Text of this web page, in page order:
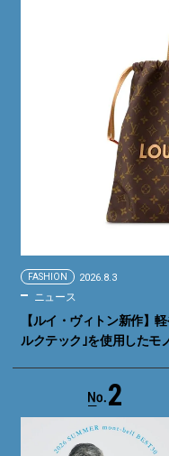
FASHION 2026.8.3
ニュース
【ルイ・ヴィトン新作】
ルクテック｣を使用したモ
2